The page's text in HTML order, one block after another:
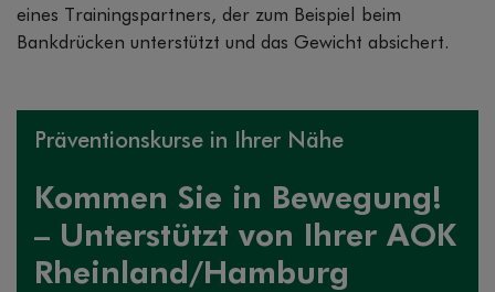
eines Trainingspartners, der zum Beispiel beim
Bankdrücken unterstützt und das Gewicht absichert.
Präventionskurse in Ihrer Nähe
Kommen Sie in Bewegung!
– Unterstützt von Ihrer AOK
Rheinland/Hamburg